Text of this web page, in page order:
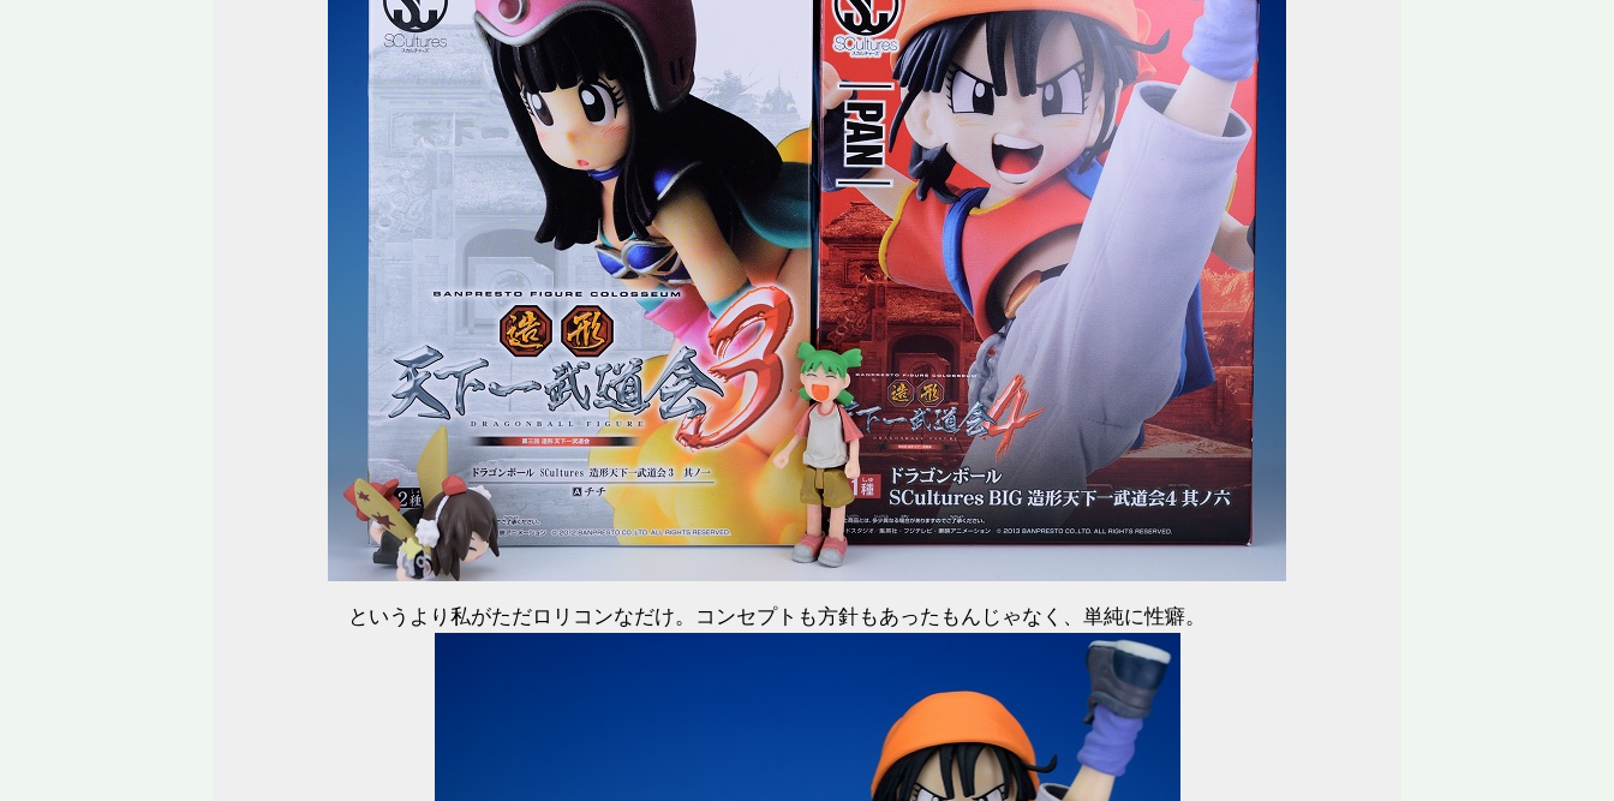
というより私がただロリコンなだけ。コンセプトも方針もあったもんじゃなく、単純に性癖。